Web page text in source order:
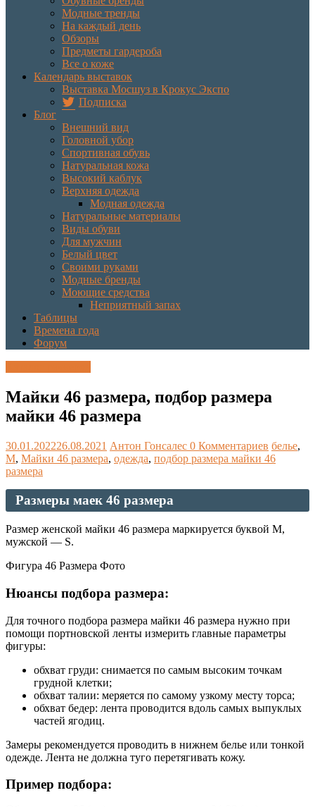
Модные тренды
На каждый день
Обзоры
Предметы гардероба
Все о коже
Календарь выставок
Выставка Мосшуз в Крокус Экспо
Подписка
Блог
Внешний вид
Головной убор
Спортивная обувь
Натуральная кожа
Высокий каблук
Верхняя одежда
Модная одежда
Натуральные материалы
Виды обуви
Для мужчин
Белый цвет
Своими руками
Модные бренды
Моющие средства
Неприятный запах
Таблицы
Времена года
Форум
Майки 46 размера, подбор размера
майки 46 размера
30.01.202226.08.2021 Антон Гонсалес 0 Комментариев белье,
М, Майки 46 размера, одежда, подбор размера майки 46
размера
Размеры маек 46 размера
Размер женской майки 46 размера маркируется буквой М,
мужской — S.
Фигура 46 Размера Фото
Нюансы подбора размера:
Для точного подбора размера майки 46 размера нужно при
помощи портновской ленты измерить главные параметры
фигуры:
обхват груди: снимается по самым высоким точкам
грудной клетки;
обхват талии: меряется по самому узкому месту торса;
обхват бедер: лента проводится вдоль самых выпуклых
частей ягодиц.
Замеры рекомендуется проводить в нижнем белье или тонкой
одежде. Лента не должна туго перетягивать кожу.
Пример подбора: